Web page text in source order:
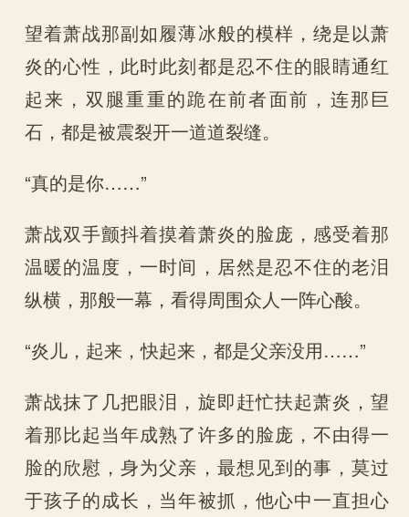
望着萧战那副如履薄冰般的模样，绕是以萧
炎的心性，此时此刻都是忍不住的眼睛通红
起来，双腿重重的跪在前者面前，连那巨
石，都是被震裂开一道道裂缝。
“真的是你……”
萧战双手颤抖着摸着萧炎的脸庞，感受着那
温暖的温度，一时间，居然是忍不住的老泪
纵横，那般一幕，看得周围众人一阵心酸。
“炎儿，起来，快起来，都是父亲没用……”
萧战抹了几把眼泪，旋即赶忙扶起萧炎，望
着那比起当年成熟了许多的脸庞，不由得一
脸的欣慰，身为父亲，最想见到的事，莫过
于孩子的成长，当年被抓，他心中一直担心